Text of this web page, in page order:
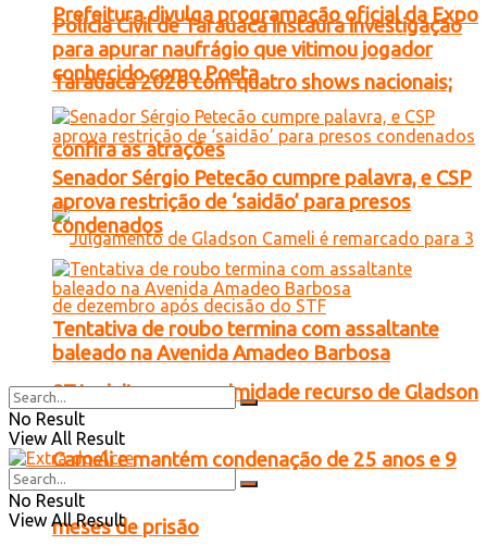
Prefeitura divulga programação oficial da Expo
Tarauacá 2026 com quatro shows nacionais;
confira as atrações
STJ rejeita por unanimidade recurso de Gladson
Cameli e mantém condenação de 25 anos e 9
meses de prisão
Polícia Civil de Tarauacá instaura investigação
para apurar naufrágio que vitimou jogador
conhecido como Poeta
Senador Sérgio Petecão cumpre palavra, e CSP
aprova restrição de ‘saidão’ para presos
condenados
Tentativa de roubo termina com assaltante
baleado na Avenida Amadeo Barbosa
No Result
View All Result
No Result
View All Result